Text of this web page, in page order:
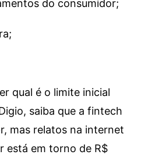
do consumidor;
qual é o limite inicial
saiba que a fintech
mas relatos na internet
está em torno de R$